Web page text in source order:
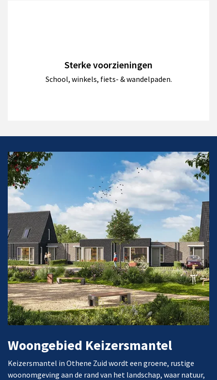
Sterke voorzieningen
School, winkels, fiets- & wandelpaden.
Woongebied Keizersmantel
Keizersmantel in Othene Zuid wordt een groene, rustige
woonomgeving aan de rand van het landschap, waar natuur,